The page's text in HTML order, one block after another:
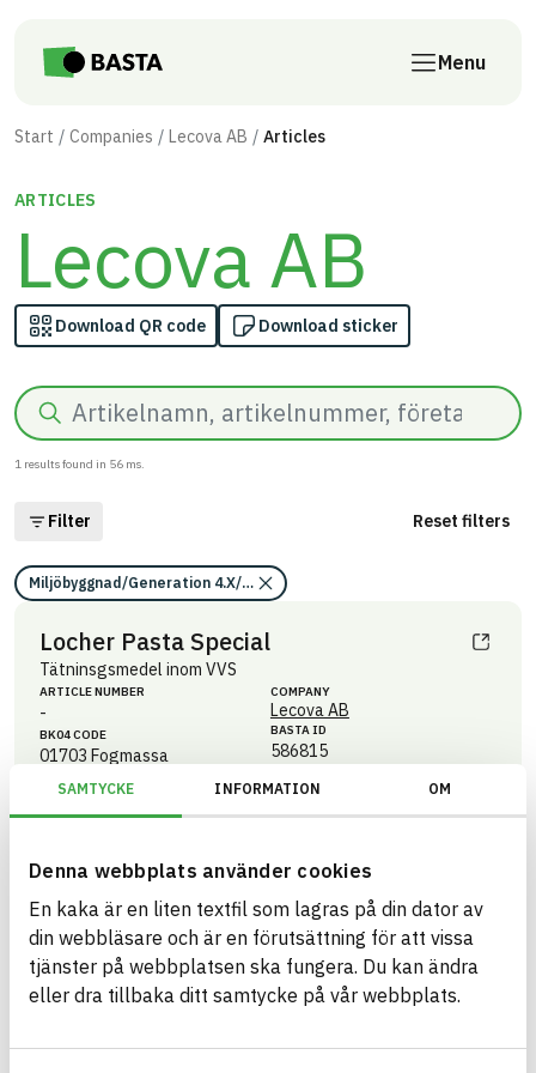
SAMTYCKE INFORMATION OM
Denna webbplats använder cookies
En kaka är en liten textfil som lagras på din dator av
din webbläsare och är en förutsättning för att vissa
tjänster på webbplatsen ska fungera. Du kan ändra
eller dra tillbaka ditt samtycke på vår webbplats.
Menu
Start Companies Lecova AB Articles
ARTICLES
Lecova AB
Download QR code Download sticker
Search
1 results found in 56 ms.
Filter Reset filters
Miljöbyggnad/Generation 4.X/Indikator 4/Klimatpåverkan/
Locher Pasta Special
Tätninsgsmedel inom VVS
ARTICLE NUMBER
-
BK04 CODE
01703 Fogmassa
COMPANY
Lecova AB
BASTA ID
586815
HEALTH AND ENVIRONMENTAL HAZARDS Information available
ENVIRONMENTAL EFFECTS – EPD Information ej lämnad
EMISSIONS AND TESTS Information ej lämnad